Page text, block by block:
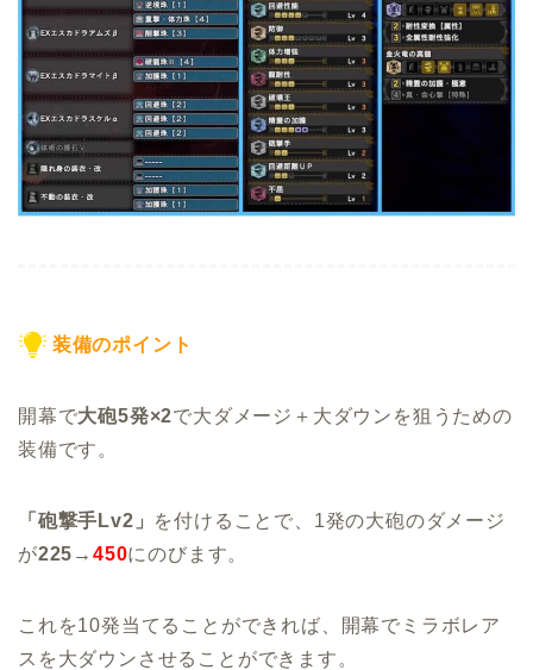
装備のポイント
開幕で大砲5発×2で大ダメージ＋大ダウンを狙うための
装備です。
「砲撃手Lv2」 を付けることで、1発の大砲のダメージ
が225→450にのびます。
これを10発当てることができれば、開幕でミラボレア
スを大ダウンさせることができます。